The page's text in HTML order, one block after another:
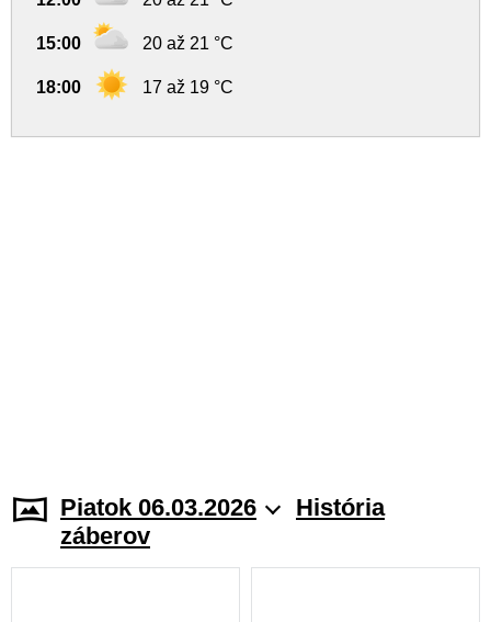
15:00 20 až 21 °C
18:00 17 až 19 °C
Piatok 06.03.2026
História
záberov